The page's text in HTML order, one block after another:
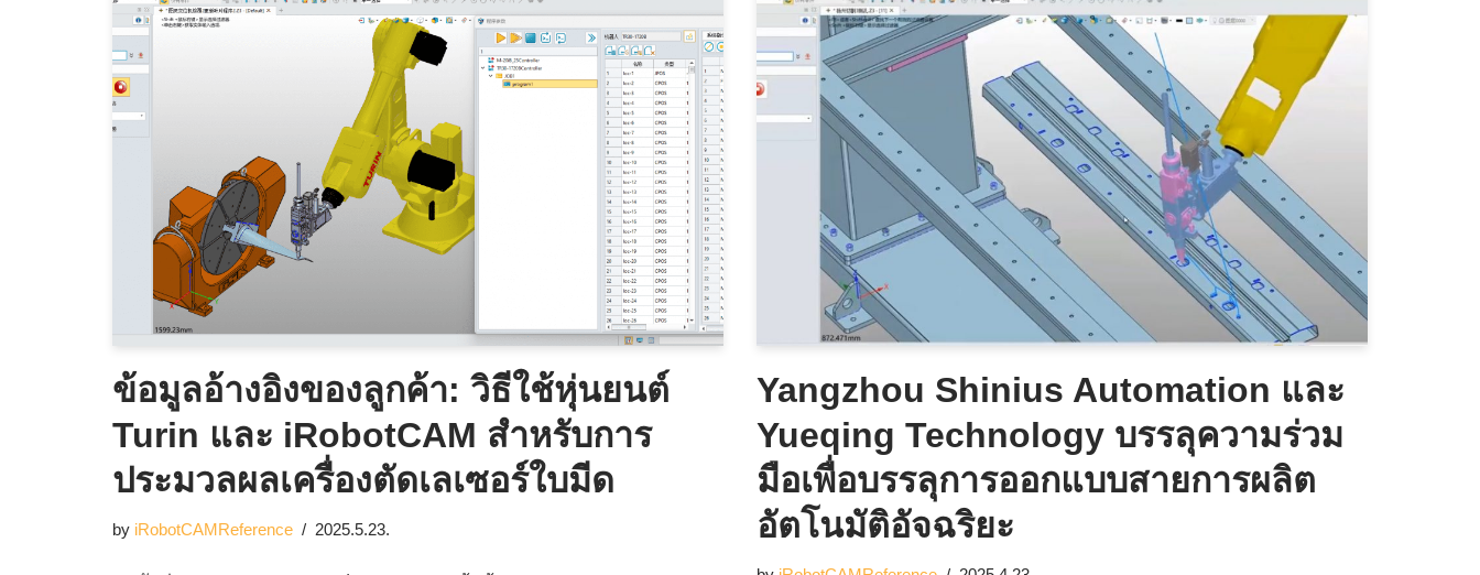
ข้อมูลอ้างอิงของลูกค้า: วิธีใช้หุ่นยนต์
Turin และ iRobotCAM สำหรับการ
ประมวลผลเครื่องตัดเลเซอร์ใบมีด
by iRobotCAMReference 2025.5.23.
Yangzhou Shinius Automation และ
Yueqing Technology บรรลุความร่วม
มือเพื่อบรรลุการออกแบบสายการผลิต
อัตโนมัติอัจฉริยะ